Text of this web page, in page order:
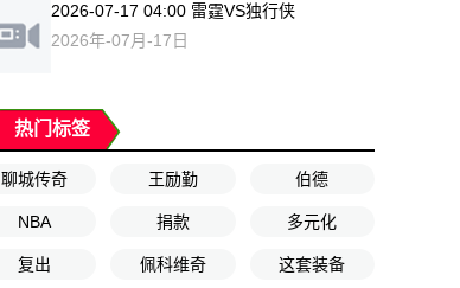
2026-07-17 04:00 雷霆VS独行侠
2026年-07月-17日
热门标签
聊城传奇 王励勤 伯德
NBA 捐款 多元化
复出 佩科维奇 这套装备